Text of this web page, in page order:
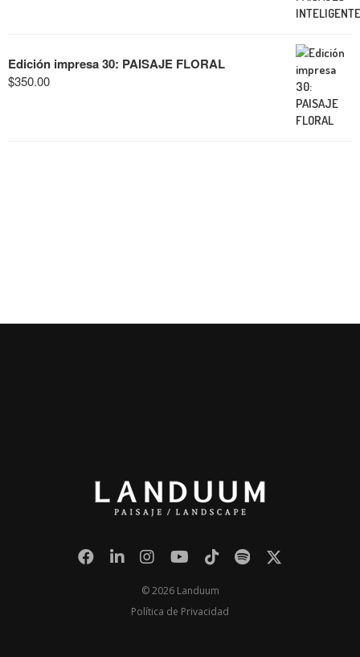
Edición impresa 30: PAISAJE FLORAL
$350.00
© 2026 Landuum
Política de Privacidad